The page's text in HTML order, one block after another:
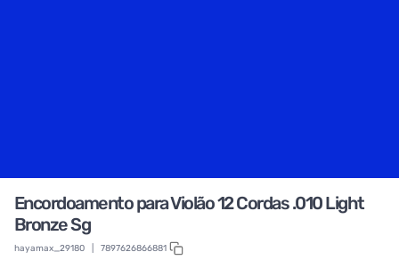
Encordoamento para Violão 12 Cordas .010 Light
Bronze Sg
hayamax_29180 7897626866881